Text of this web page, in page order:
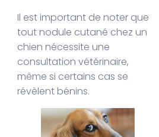
Il est important de noter que
tout nodule cutané chez un
chien nécessite une
consultation vétérinaire,
même si certains cas se
révèlent bénins.